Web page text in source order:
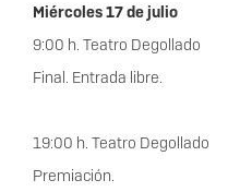
Miércoles 17 de julio
9:00 h. Teatro Degollado
Final. Entrada libre.
19:00 h. Teatro Degollado
Premiación.